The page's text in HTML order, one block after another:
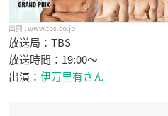
www.tbs.co.jp
放送局：TBS
放送時間：19:00〜
出演： 伊万里有さん